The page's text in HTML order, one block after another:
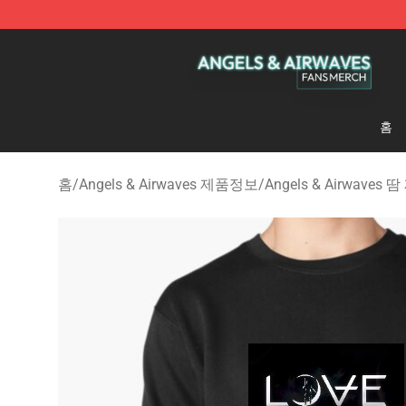
홈
홈/Angels & Airwaves 제품정보/Angels & Airwaves 땀